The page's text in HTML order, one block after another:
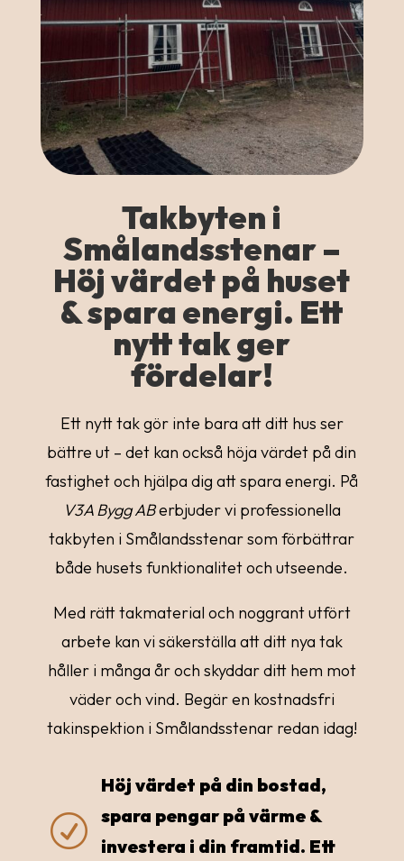
Takbyten i
Smålandsstenar –
Höj värdet på huset
& spara energi. Ett
nytt tak ger
fördelar!
Ett nytt tak gör inte bara att ditt hus ser
bättre ut – det kan också höja värdet på din
fastighet och hjälpa dig att spara energi. På
V3A Bygg ABerbjuder vi professionella
takbyten i Smålandsstenar som förbättrar
både husets funktionalitet och utseende.
Med rätt takmaterial och noggrant utfört
arbete kan vi säkerställa att ditt nya tak
håller i många år och skyddar ditt hem mot
väder och vind. Begär en kostnadsfri
takinspektion i Smålandsstenar redan idag!
R
Höj värdet på din bostad,
spara pengar på värme &
investera i din framtid. Ett